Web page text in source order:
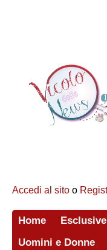
Accedi al sito o
Home Esclusive
Uomini e Donne